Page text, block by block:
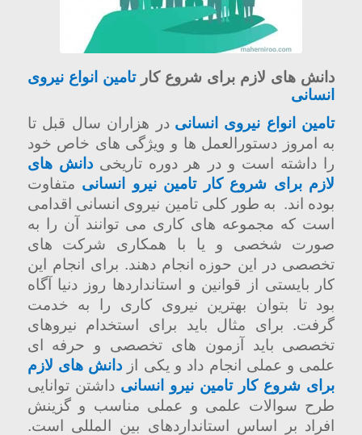
دانش های لازم برای شروع کارتامین انواع نیروی
انسانی
تامین انواع نیروی انسانی در هزاران سال قبل تا
به امروز دستورالعمل ها و ویژگی های خاص خود
را داشته است و در هر دوره تاریخیدانش های
لازم برای شروع کار تامین نیرو انسانی متفاوت
بوده اند. به طور کلی تامین نیروی انسانی اقدامی
است که مجموعه های کاری می توانند آن را به
صورت شخصی و یا با همکاری شرکت های
تخصصی در این حوزه انجام دهند. برای انجام این
کار بایستی از قوانین و استانداردها روز دنیا آگاه
بود تا بتوان بهترین نیروی کاری را به خدمت
گرفت. برای مثال باید برای استخدام نیروهای
تخصصی باید آزمون های تخصصی و حرفه ای
علمی و عملی انجام داد و یکی از دانش های لازم
برای شروع کار تامین نیرو انسانی داشتن توانایی
طرح سوالات علمی و عملی مناسب و گزینش
افراد بر اساس استانداردهای بین المللی است.